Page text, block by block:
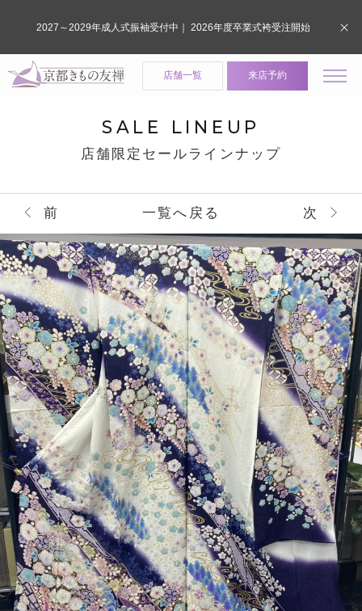
店舗一覧 来店予約
SALE LINEUP
店舗限定セールラインナップ
前 一覧へ戻る 次
2027～2029年成人式振袖受付中｜ 2026年度卒業式袴受注開始